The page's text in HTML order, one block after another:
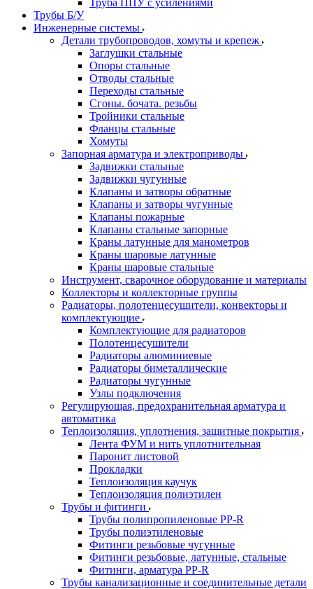
Труба ППУ с усилениями
Трубы Б/У
Инженерные системы
Детали трубопроводов, хомуты и крепеж
Заглушки стальные
Опоры стальные
Отводы стальные
Переходы стальные
Сгоны. бочата. резьбы
Тройники стальные
Фланцы стальные
Хомуты
Запорная арматура и электроприводы
Задвижки стальные
Задвижки чугунные
Клапаны и затворы обратные
Клапаны и затворы чугунные
Клапаны пожарные
Клапаны стальные запорные
Краны латунные для манометров
Краны шаровые латунные
Краны шаровые стальные
Инструмент, сварочное оборудование и материалы
Коллекторы и коллекторные группы
Радиаторы, полотенцесушители, конвекторы и
комплектующие
Комплектующие для радиаторов
Полотенцесушители
Радиаторы алюминиевые
Радиаторы биметаллические
Радиаторы чугунные
Узлы подключения
Регулирующая, предохранительная арматура и
автоматика
Теплоизоляция, уплотнения, защитные покрытия
Лента ФУМ и нить уплотнительная
Паронит листовой
Прокладки
Теплоизоляция каучук
Теплоизоляция полиэтилен
Трубы и фитинги
Трубы полипропиленовые PP-R
Трубы полиэтиленовые
Фитинги резьбовые чугунные
Фитинги резьбовые, латунные, стальные
Фитинги, арматура PP-R
Трубы канализационные и соединительные детали